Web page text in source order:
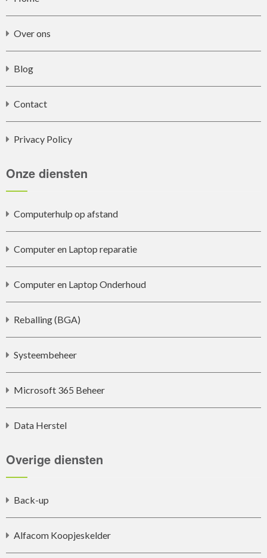
Over ons
Blog
Contact
Privacy Policy
Onze diensten
Computerhulp op afstand
Computer en Laptop reparatie
Computer en Laptop Onderhoud
Reballing (BGA)
Systeembeheer
Microsoft 365 Beheer
Data Herstel
Overige diensten
Back-up
Alfacom Koopjeskelder